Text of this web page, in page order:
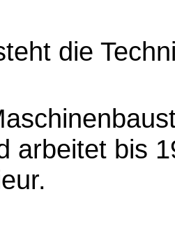
die
arbeitet bis